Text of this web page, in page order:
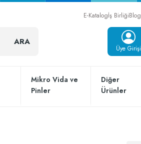
E-Katalogİş BirliğiBlog
ARA
Üye Girişi
Mikro Vida ve
Pinler
Diğer
Ürünler